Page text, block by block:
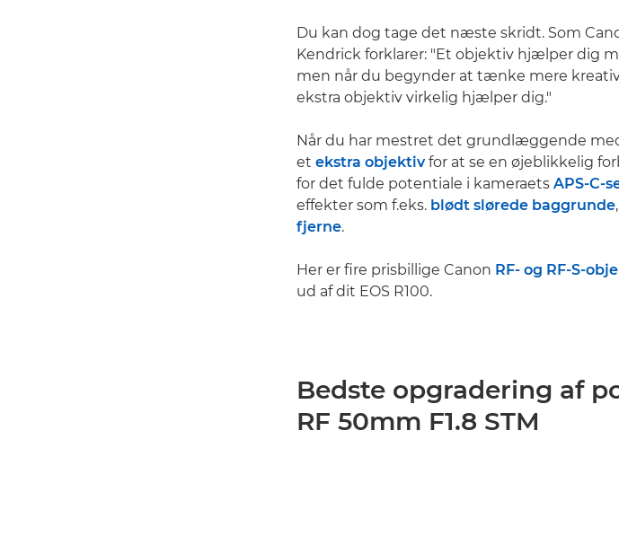
Du kan dog tage det næste skridt. Som
Kendrick forklarer: "Et objektiv hjælper dig
men når du begynder at tænke mere
ekstra objektiv virkelig hjælper dig."
Når du har mestret det grundlæggende
et ekstra objektivfor at se en øjeblikkelig
for det fulde potentiale i kameraets APS-C-
effekter som f.eks. blødt slørede baggrunde,
fjerne.
Her er fire prisbillige Canon RF- og RF-S-
ud af dit EOS R100.
Bedste opgradering af
RF 50mm F1.8 STM